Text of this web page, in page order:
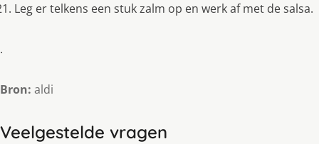
Leg er telkens een stuk zalm op en werk af met de salsa.
.
Bron: aldi
Veelgestelde vragen